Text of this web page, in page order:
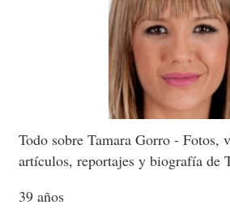
Todo sobre Tamara Gorro - Fotos,
artículos, reportajes y biografía de
39 años